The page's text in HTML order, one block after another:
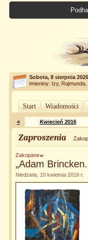
Sobota, 8 sierpnia
Imieniny: Izy,
Start Wiadomości
« Kwiecień 2016
Zaproszenia
Zakopane
„Adam
Niedziela, 10 kwietnia 2016 r.